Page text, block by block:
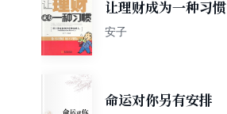
让理财成为一种习惯
安子
命运对你另有安排